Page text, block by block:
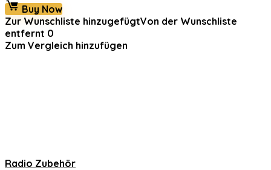
Buy Now
Zur Wunschliste hinzugefügtVon der Wunschliste
entfernt 0
Zum Vergleich hinzufügen
Radio Zubehör